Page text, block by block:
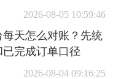
2026-08-05 10:59:46
天怎么对账？先统
完成订单口径
2026-08-04 09:16:25